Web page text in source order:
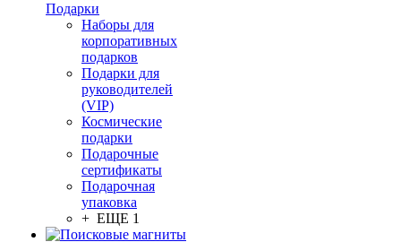
Подарки
Наборы для
корпоративных
подарков
Подарки для
руководителей
(VIP)
Космические
подарки
Подарочные
сертификаты
Подарочная
упаковка
+ ЕЩЕ 1